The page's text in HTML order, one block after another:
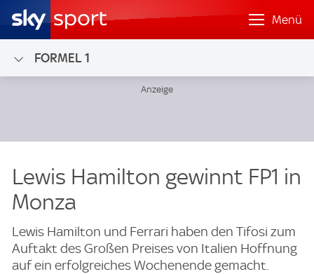
Menü
FORMEL 1
Lewis Hamilton gewinnt FP1 in
Monza
Lewis Hamilton und Ferrari haben den Tifosi zum
Auftakt des Großen Preises von Italien Hoffnung
auf ein erfolgreiches Wochenende gemacht.